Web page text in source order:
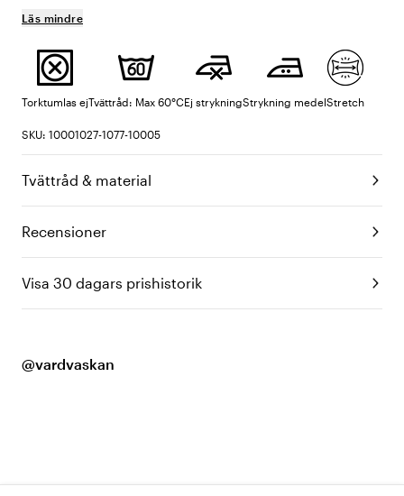
Läs mindre
Torktumlas ejTvättråd: Max 60°CEj strykningStrykning medelStretch
SKU: 10001027-1077-10005
Tvättråd & material
Recensioner
Visa 30 dagars prishistorik
@vardvaskan